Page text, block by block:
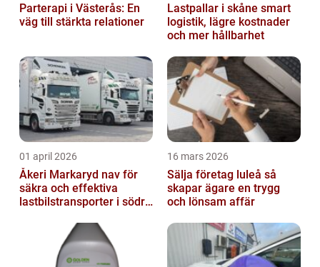
Parterapi i Västerås: En
väg till stärkta relationer
Lastpallar i skåne smart
logistik, lägre kostnader
och mer hållbarhet
01 april 2026
Åkeri Markaryd nav för
säkra och effektiva
lastbilstransporter i södra
16 mars 2026
Sälja företag luleå så
skapar ägare en trygg
och lönsam affär